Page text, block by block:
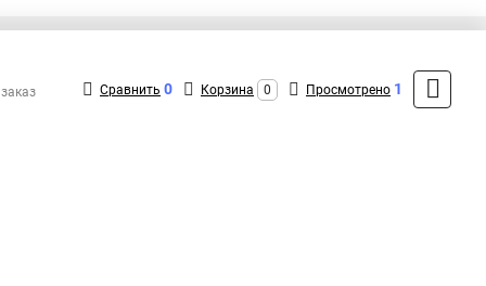
+7 (495) 432-09-09
MAX: +7 (936) 148-00-15
Сравнить 0 Корзина 0 Просмотрено 1